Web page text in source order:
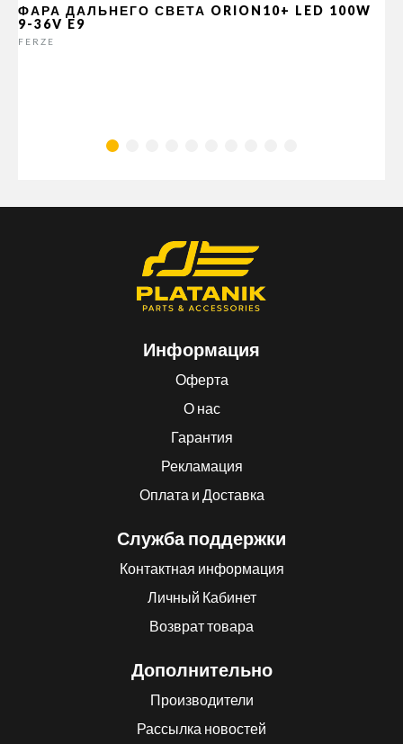
ФАРА ДАЛЬНЕГО СВЕТА ORION10+ LED 100W
9-36V E9
FERZE
Информация
Оферта
О нас
Гарантия
Рекламация
Оплата и Доставка
Служба поддержки
Контактная информация
Личный Кабинет
Возврат товара
Дополнительно
Производители
Рассылка новостей